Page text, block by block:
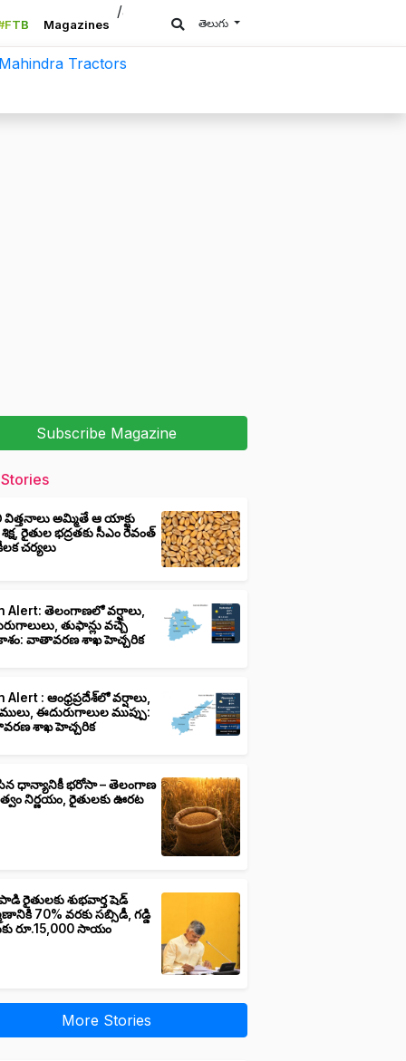
Magazines
/a>
తెలుగు
Subscribe Magazine
విత్తనాలు అమ్మితే ఆ యాక్టు
రైతుల భద్రతకు సీఎం రేవంత్
చర్యలు
Alert: తెలంగాణలో వర్షాలు,
తుఫాన్లు వచ్చే
వాతావరణ శాఖ హెచ్చరిక
Alert : ఆంధ్రప్రదేశ్‌లో వర్షాలు,
ఈదురుగాలుల ముప్పు:
శాఖ హెచ్చరిక
ధాన్యానికీ భరోసా – తెలంగాణ
నిర్ణయం, రైతులకు ఊరట
రైతులకు శుభవార్త షెడ్
70% వరకు సబ్సిడీ, గడ్డి
రూ.15,000 సాయం
More Stories